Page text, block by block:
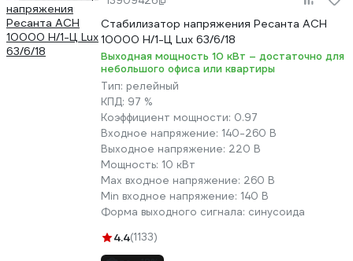
Стабилизатор напряжения Ресанта АСН
10000 Н/1-Ц Lux 63/6/18
Выходная мощность 10 кВт – достаточно для
небольшого офиса или квартиры
Тип: релейный
КПД: 97 %
Коэффициент мощности: 0.97
Входное напряжение: 140-260 В
Выходное напряжение: 220 В
Мощность: 10 кВт
Max входное напряжение: 260 В
Min входное напряжение: 140 В
Форма выходного сигнала: синусоида
4.4(1133)